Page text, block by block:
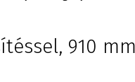
910